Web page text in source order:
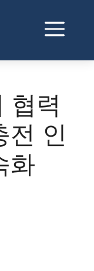
협력
전 인
화